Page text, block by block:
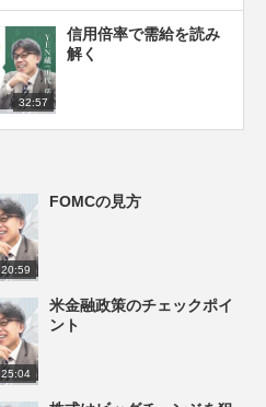
32:57
信用倍率で需給を読み
解く
20:59
FOMCの見方
25:04
米金融政策のチェックポイ
ント